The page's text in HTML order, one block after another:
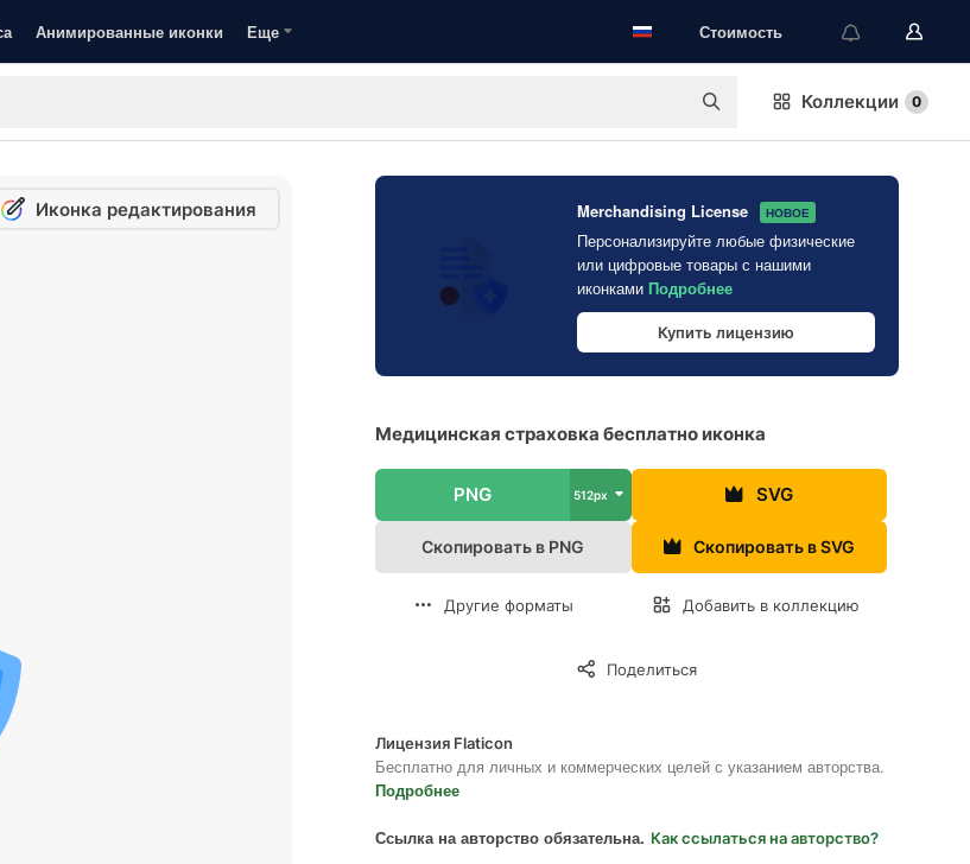
Анимированные иконки Еще Стоимость
Коллекции 0
Иконка редактирования Merchandising License НОВОЕ
Персонализируйте любые физические
или цифровые товары с нашими
иконками Подробнее
Купить лицензию
Медицинская страховка бесплатно иконка
PNG 512px SVG
Скопировать в PNG Скопировать в SVG
Другие форматы Добавить в коллекцию
Поделиться
Лицензия Flaticon
Бесплатно для личных и коммерческих целей с указанием авторства.
Подробнее
Ссылка на авторство обязательна. Как ссылаться на авторство?